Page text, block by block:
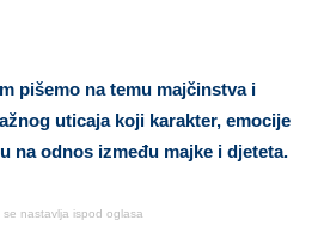
pišemo na temu majčinstva i
uticaja koji karakter, emocije
na odnos između majke i djeteta.
se nastavlja ispod oglasa